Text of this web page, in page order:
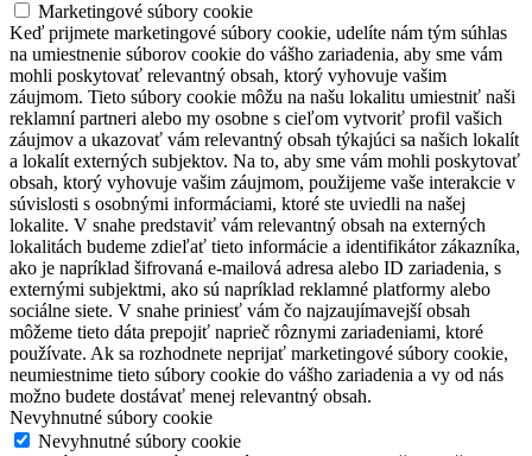
Marketingové súbory cookie
Keď prijmete marketingové súbory cookie, udelíte nám tým súhlas
na umiestnenie súborov cookie do vášho zariadenia, aby sme vám
mohli poskytovať relevantný obsah, ktorý vyhovuje vašim
záujmom. Tieto súbory cookie môžu na našu lokalitu umiestniť naši
reklamní partneri alebo my osobne s cieľom vytvoriť profil vašich
záujmov a ukazovať vám relevantný obsah týkajúci sa našich lokalít
a lokalít externých subjektov. Na to, aby sme vám mohli poskytovať
obsah, ktorý vyhovuje vašim záujmom, použijeme vaše interakcie v
súvislosti s osobnými informáciami, ktoré ste uviedli na našej
lokalite. V snahe predstaviť vám relevantný obsah na externých
lokalitách budeme zdieľať tieto informácie a identifikátor zákazníka,
ako je napríklad šifrovaná e-mailová adresa alebo ID zariadenia, s
externými subjektmi, ako sú napríklad reklamné platformy alebo
sociálne siete. V snahe priniesť vám čo najzaujímavejší obsah
môžeme tieto dáta prepojiť naprieč rôznymi zariadeniami, ktoré
používate. Ak sa rozhodnete neprijať marketingové súbory cookie,
neumiestnime tieto súbory cookie do vášho zariadenia a vy od nás
možno budete dostávať menej relevantný obsah.
Nevyhnutné súbory cookie
Nevyhnutné súbory cookie